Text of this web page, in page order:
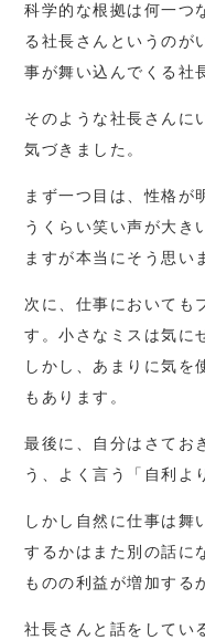
科学的な根拠は何一つ
る社長さんというのが
事が舞い込んでくる社
そのような社長さんに
気づきました。
まず一つ目は、性格が
うくらい笑い声が大き
ますが本当にそう思い
次に、仕事においても
す。小さなミスは気に
しかし、あまりに気を
もあります。
最後に、自分はさてお
う、よく言う「自利よ
しかし自然に仕事は舞
するかはまた別の話に
ものの利益が増加する
社長さんと話をしてい